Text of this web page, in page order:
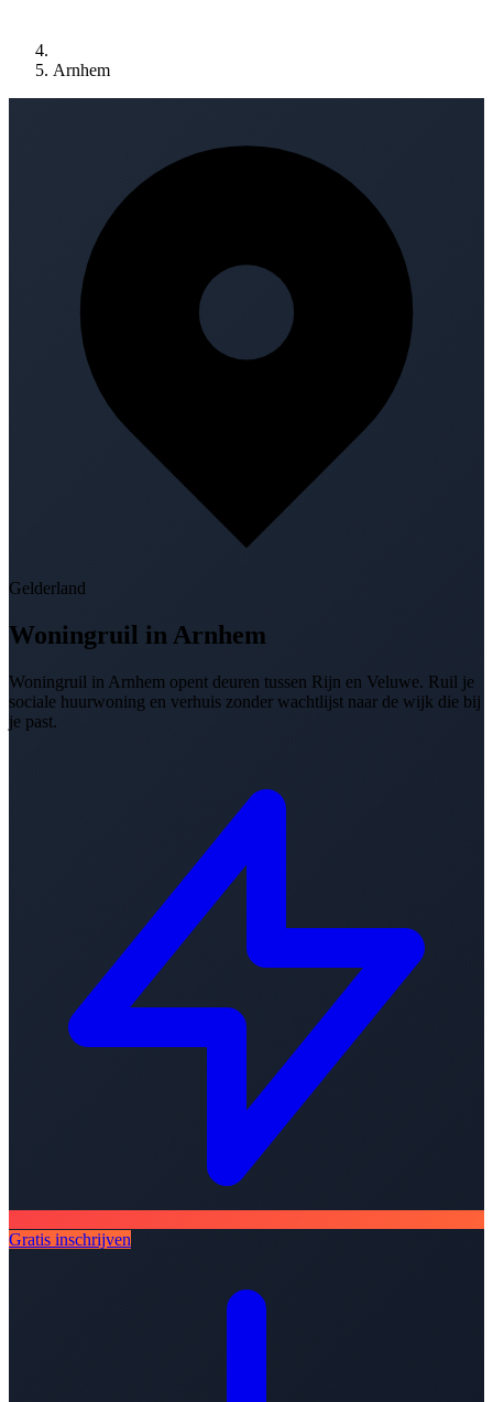
Arnhem
Gelderland
Woningruil in Arnhem
Woningruil in Arnhem opent deuren tussen Rijn en Veluwe. Ruil je
sociale huurwoning en verhuis zonder wachtlijst naar de wijk die bij
je past.
Gratis inschrijven